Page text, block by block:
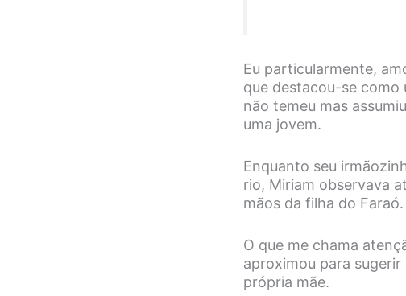
Eu particularmente,
que destacou-se como
não temeu mas
uma jovem.
Enquanto seu
rio, Miriam observava
mãos da filha do Faraó.
O que me chama
aproximou para
própria mãe.